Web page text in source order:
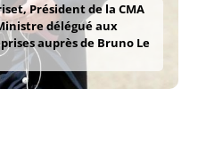
Président de la CMA
délégué aux
auprès de Bruno Le